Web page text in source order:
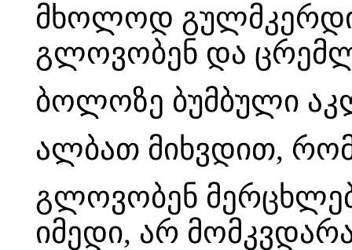
მხოლოდ
გლოვობენ და
ბოლოზე ბუმბული
ალბათ მიხვდით, რომ
გლოვობენ
იმედი, არ